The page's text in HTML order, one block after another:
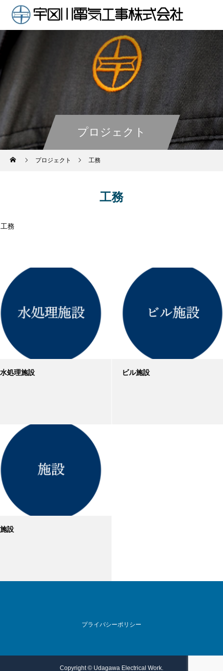
プロジェクト
プロジェクト 工務
工務
工務
水処理施設 ビル施設
施設
プライバシーポリシー
Copyright © Udagawa Electrical Work.